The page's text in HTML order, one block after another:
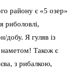
району є «5 озер»
риболовлі,
добу. Я гуляв із
наметом! Також є
з рибалкою,